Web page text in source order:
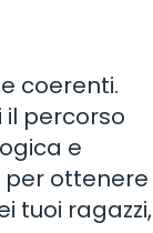
coerenti.
percorso
e
per ottenere
tuoi ragazzi,